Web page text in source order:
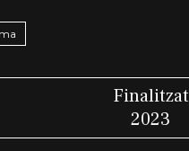
Finalitzat
2023